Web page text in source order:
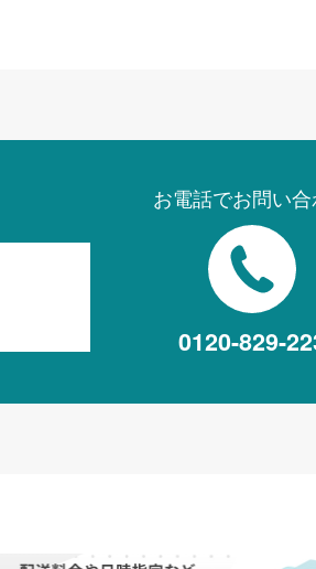
お電話でお問い
0120-829-